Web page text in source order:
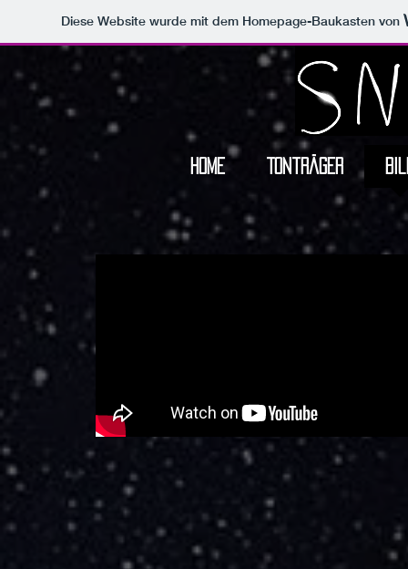
Diese Website wurde mit dem Homepage-Baukasten von
Home Tonträger